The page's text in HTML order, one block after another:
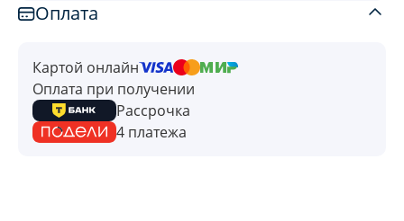
Оплата
Картой онлайн
Оплата при получении
Рассрочка
4 платежа